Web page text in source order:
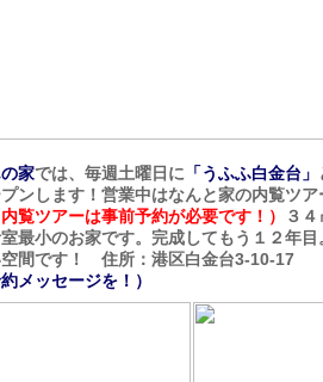
家では、毎週土曜日に 「うふふ白金台」
ンします！営業中はなんと家の内覧ツア
内覧ツアーは事前予約が必要です！）
３４
最小のお家です。完成してもう１２年目
空間です！ 住所：港区白金台3-10-17
メッセージを！）